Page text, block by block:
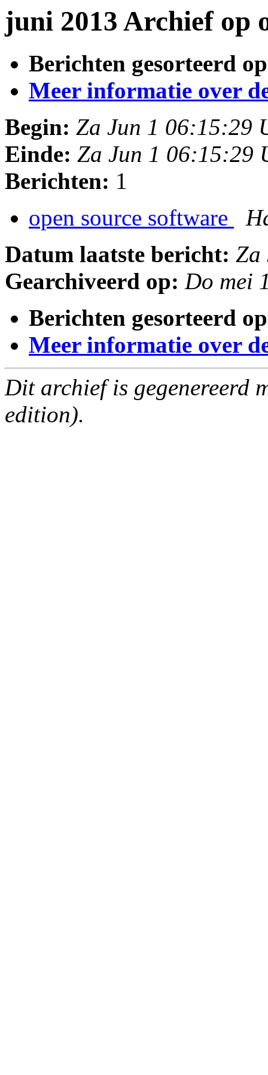
juni 2013 Archief op
Berichten gesorteerd
Meer informatie over
Begin: Za Jun 1 06:15:29
Einde: Za Jun 1 06:15:29
Berichten: 1
open source software
Datum laatste bericht: Za
Gearchiveerd op: Do mei
Berichten gesorteerd
Meer informatie over
Dit archief is gegenereerd
edition).